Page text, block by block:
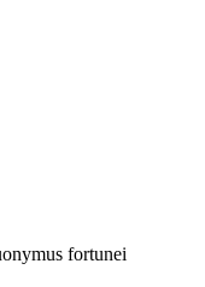
fortunei